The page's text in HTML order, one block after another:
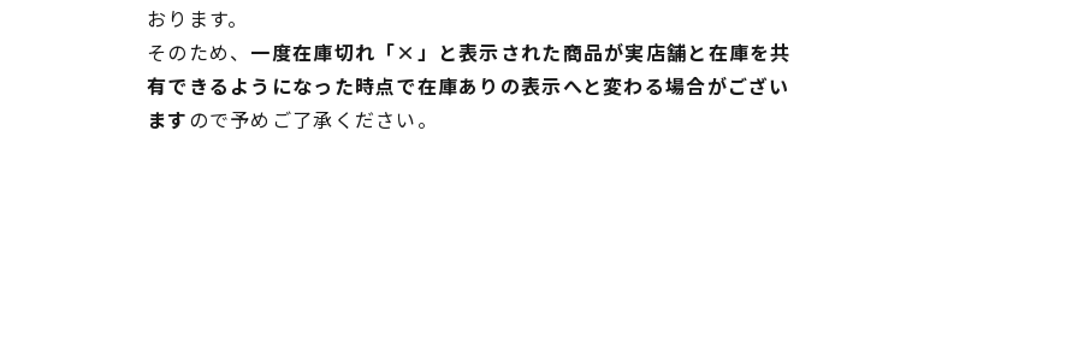
おります。
そのため、 一度在庫切れ「×」と表示された商品が実店舗と在庫を共
有できるようになった時点で在庫ありの表示へと変わる場合がござい
ますので予めご了承ください。